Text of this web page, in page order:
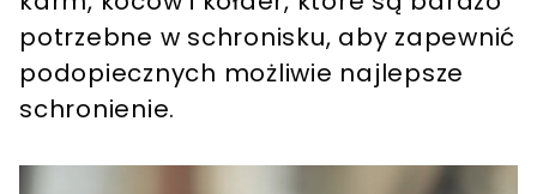
potrzebne w schronisku, aby zapewnić
podopiecznych możliwie najlepsze
schronienie.